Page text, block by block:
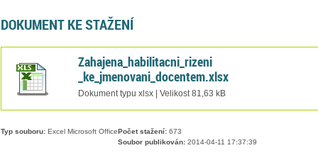
DOKUMENT KE STAŽENÍ
Zahajena_habilitacni_rizeni
_ke_jmenovani_docentem.xlsx
Dokument typu xlsx | Velikost 81,63 kB
Typ souboru:Excel Microsoft Office Počet stažení:673
Soubor publikován:2014-04-11 17:37:39